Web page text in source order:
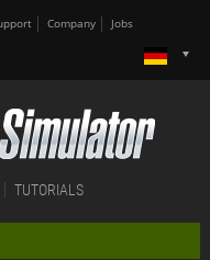
Company Jobs
TUTORIALS